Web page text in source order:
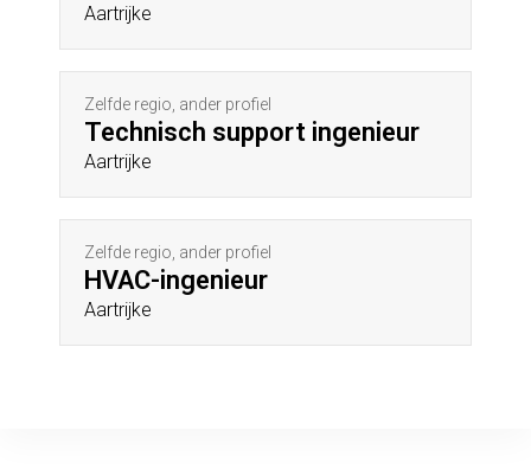
Aartrijke
Zelfde regio, ander profiel
Technisch support ingenieur
Aartrijke
Zelfde regio, ander profiel
HVAC-ingenieur
Aartrijke